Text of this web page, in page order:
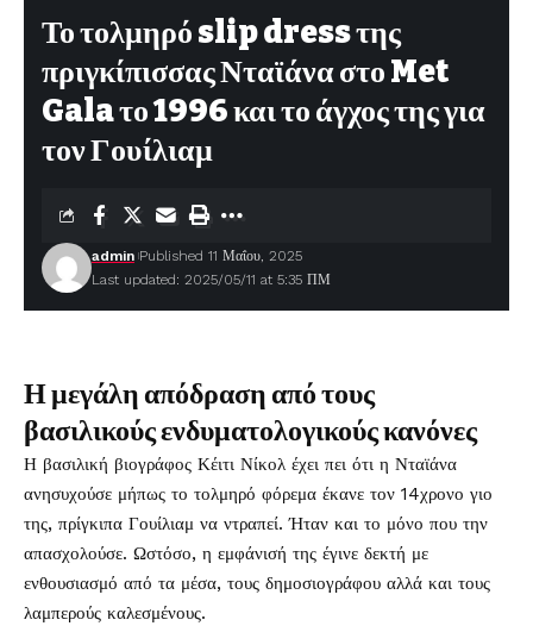
Το τολμηρό slip dress της
πριγκίπισσας Νταϊάνα στο Met
Gala το 1996 και το άγχος της για
τον Γουίλιαμ
Last updated: 2025/05/11 at 5:35 ΠΜ
admin Published 11 Μαΐου, 2025
Η μεγάλη απόδραση από τους
βασιλικούς ενδυματολογικούς κανόνες
Η βασιλική βιογράφος Κέιτι Νίκολ έχει πει ότι η Νταϊάνα
ανησυχούσε μήπως το τολμηρό φόρεμα έκανε τον 14χρονο γιο
της, πρίγκιπα Γουίλιαμ να ντραπεί. Ήταν και το μόνο που την
απασχολούσε. Ωστόσο, η εμφάνισή της έγινε δεκτή με
ενθουσιασμό από τα μέσα, τους δημοσιογράφου αλλά και τους
λαμπερούς καλεσμένους.